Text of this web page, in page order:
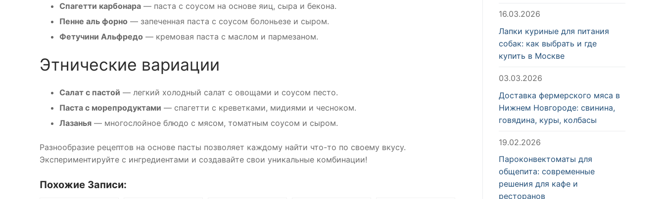
Спагетти карбонара — паста с соусом на основе яиц, сыра и бекона.
Пенне аль форно — запеченная паста с соусом болоньезе и сыром.
Фетучини Альфредо — кремовая паста с маслом и пармезаном.
Этнические вариации
Салат с пастой — легкий холодный салат с овощами и соусом песто.
Паста с морепродуктами — спагетти с креветками, мидиями и чесноком.
Лазанья — многослойное блюдо с мясом, томатным соусом и сыром.
Разнообразие рецептов на основе пасты позволяет каждому найти что-то по своему вкусу.
Экспериментируйте с ингредиентами и создавайте свои уникальные комбинации!
Похожие Записи:
16.03.2026
Лапки куриные для питания
собак: как выбрать и где
купить в Москве
03.03.2026
Доставка фермерского мяса в
Нижнем Новгороде: свинина,
говядина, куры, колбасы
19.02.2026
Пароконвектоматы для
общепита: современные
решения для кафе и
ресторанов